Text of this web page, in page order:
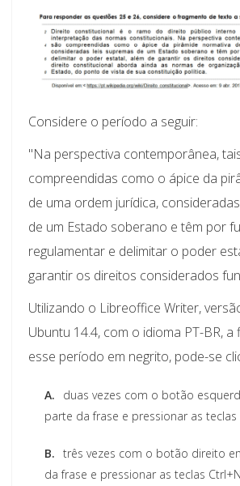
Considere o período a seguir:
"Na perspectiva contemporânea,
compreendidas como o ápice da
de uma ordem jurídica,
de um Estado soberano e têm por
regulamentar e delimitar o poder
garantir os direitos considerados
Utilizando o Libreoffice Writer,
Ubuntu 14.4, com o idioma PT-BR,
esse período em negrito, pode-se
A.
duas vezes com o botão
parte da frase e pressionar as teclas
B. três vezes com o botão direito
da frase e pressionar as teclas Ctrl+N.